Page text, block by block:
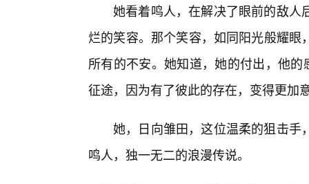
她看着鸣人，在解决了眼前的敌人
烂的笑容。那个笑容，如同阳光般耀
所有的不安。她知道，她的付出，他
征途，因为有了彼此的存在，变得更加
她，日向雏田，这位温柔的狙击手
鸣人，独一无二的浪漫传说。